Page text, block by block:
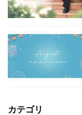
カテゴリ